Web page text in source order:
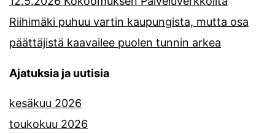
Riihimäki puhuu vartin kaupungista, mutta osa
päättäjistä kaavailee puolen tunnin arkea
Ajatuksia ja uutisia
kesäkuu 2026
toukokuu 2026